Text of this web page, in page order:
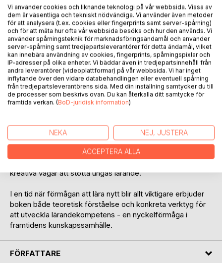
Lägg till i kom-ihåglista
Recensera titel
BESKRIVNING
gymnasie- och högskolestudenter som vill utveckla en
tryggare relation till sina studier, oavsett om de kämpar
med studiemotivation eller drivs av prestationskrav. Den är
även användbar för föräldrar och lärare som söker nya,
kreativa vägar att stötta ungas lärande.
I en tid när förmågan att lära nytt blir allt viktigare erbjuder
boken både teoretisk förståelse och konkreta verktyg för
att utveckla lärandekompetens - en nyckelförmåga i
framtidens kunskapssamhälle.
FÖRFATTARE
Vi använder cookies och liknande teknologi på vår webbsida. Vissa av
dem är väsentliga och tekniskt nödvändiga. Vi använder även metoder
för att analysera (t.ex. cookies eller fingerprints samt server-spårning)
och för att mäta hur ofta vår webbsida besöks och hur den används. Vi
använder spårningsteknik för marknadsföringsändamål och använder
server-spårning samt tredjepartsleverantörer för detta ändamål, vilket
kan innebära användning av cookies, fingerprints, spårningspixlar och
IP-adresser på olika enheter. Vi bäddar även in tredjepartsinnehåll från
andra leverantörer (videoplattformar) på vår webbsida. Vi har inget
inflytande över den vidare databehandlingen eller eventuell spårning
från tredjepartsleverantörens sida. Med din inställning samtycker du till
de processer som beskrivs ovan. Du kan återkalla ditt samtycke för
framtida verkan. (BoD-juridisk information)
NEKA NEJ, JUSTERA
ACCEPTERA ALLA